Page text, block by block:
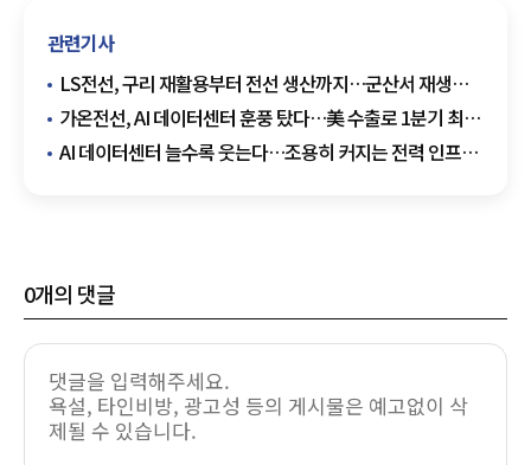
관련기사
LS전선, 구리 재활용부터 전선 생산까지…군산서 재생동·
큐플레이크 양산 시동
가온전선, AI 데이터센터 훈풍 탔다…美 수출로 1분기 최대
실적
AI 데이터센터 늘수록 웃는다…조용히 커지는 전력 인프라
0개의 댓글